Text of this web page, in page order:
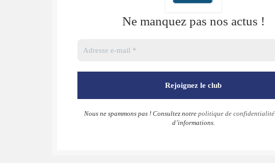
Ne manquez pas nos actus !
Nous ne spammons pas ! Consultez notre politique de confidentialité
d’informations.